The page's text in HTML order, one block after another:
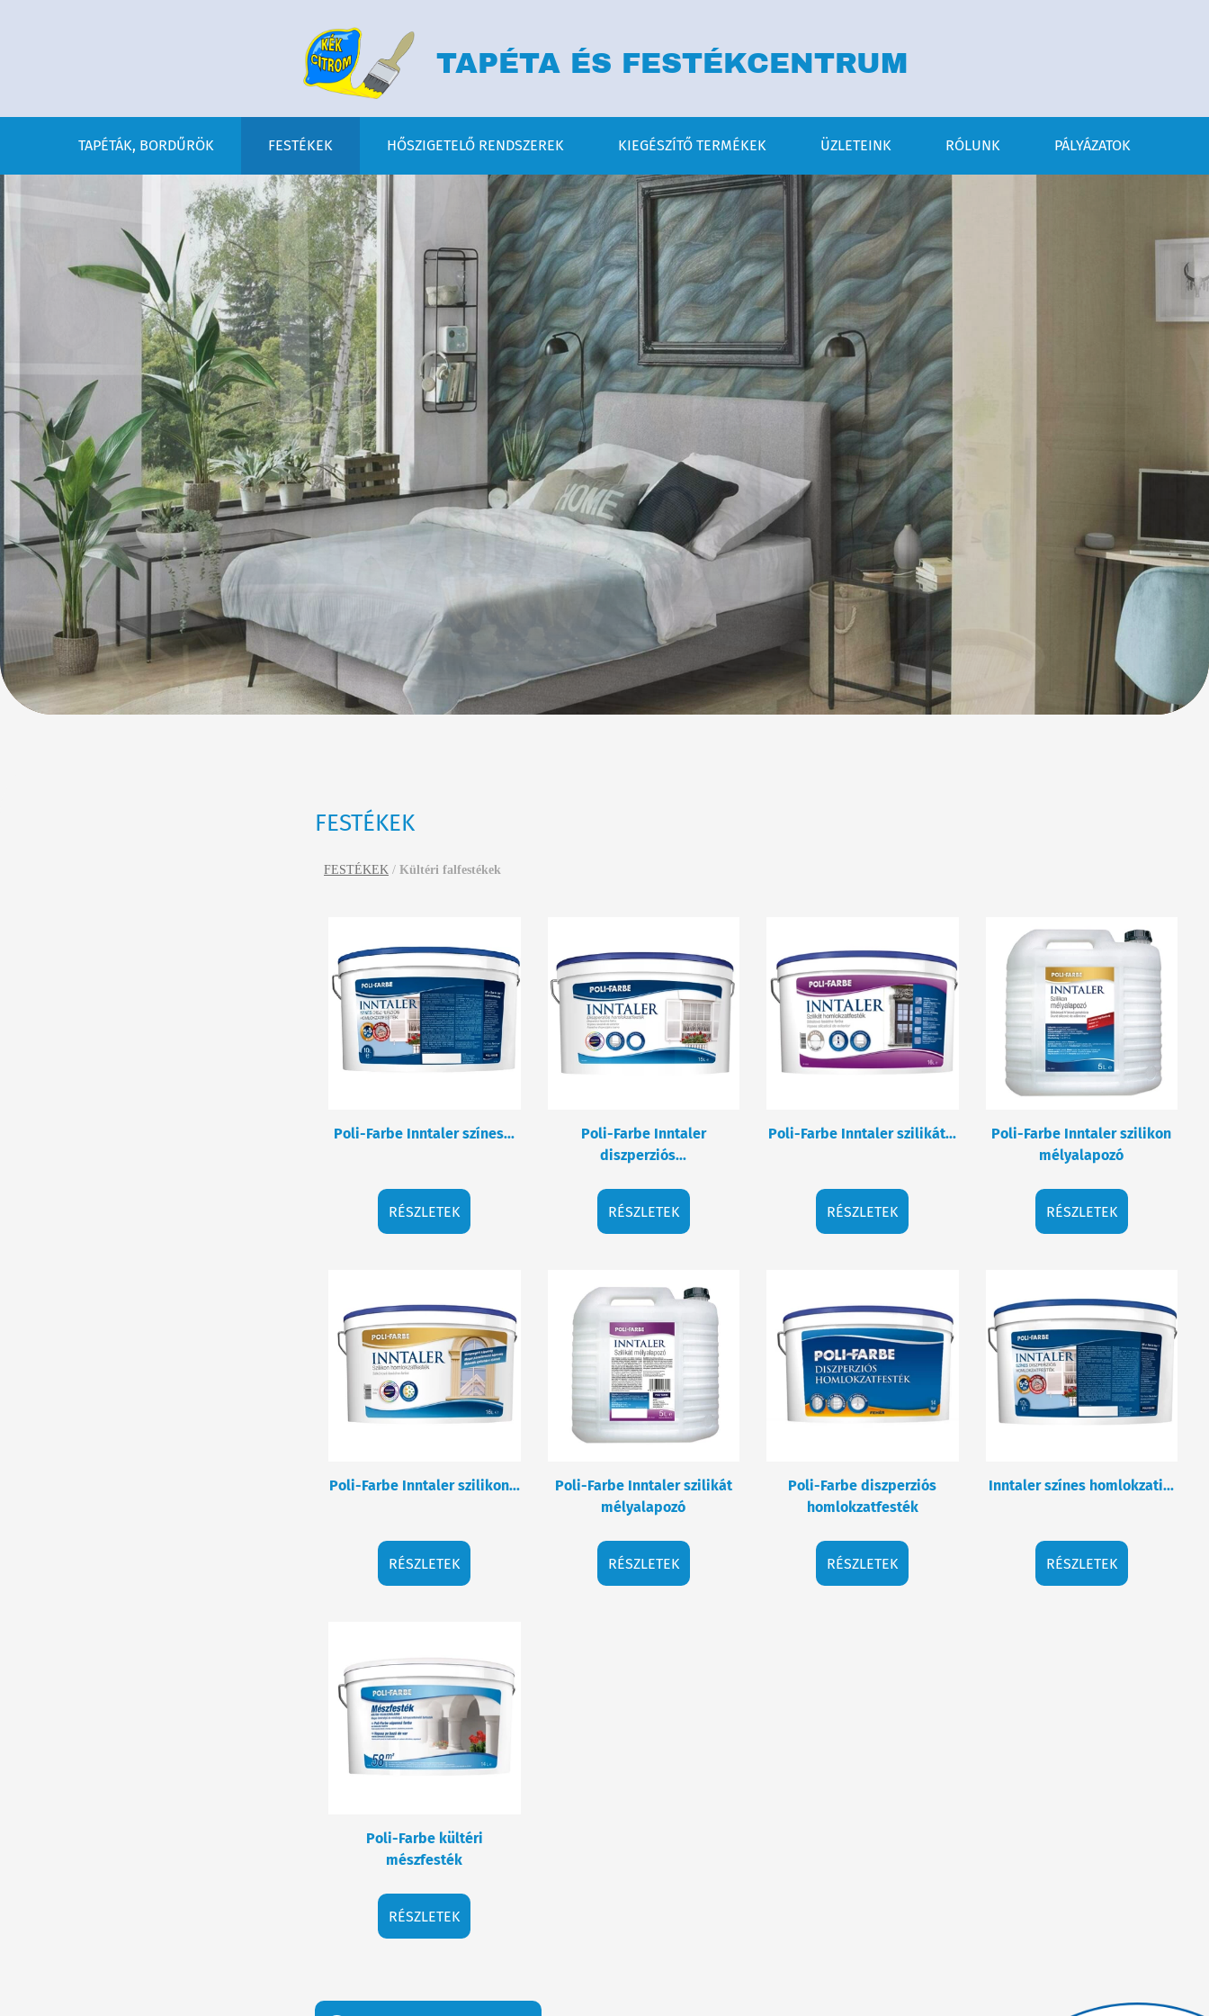
TAPÉTA ÉS FESTÉKCENTRUM
TAPÉTÁK, BORDŰRÖK FESTÉKEK HŐSZIGETELŐ RENDSZEREK KIEGÉSZÍTŐ TERMÉKEK ÜZLETEINK RÓLUNK PÁLYÁZATOK
FESTÉKEK
FESTÉKEK / Kültéri falfestékek
Poli-Farbe Inntaler színes...
RÉSZLETEK
Poli-Farbe Inntaler
diszperziós...
RÉSZLETEK
Poli-Farbe Inntaler szilikát...
RÉSZLETEK
Poli-Farbe Inntaler szilikon
mélyalapozó
RÉSZLETEK
Poli-Farbe Inntaler szilikon...
RÉSZLETEK
Poli-Farbe Inntaler szilikát
mélyalapozó
RÉSZLETEK
Poli-Farbe diszperziós
homlokzatfesték
RÉSZLETEK
Inntaler színes homlokzati...
RÉSZLETEK
Poli-Farbe kültéri
mészfesték
RÉSZLETEK